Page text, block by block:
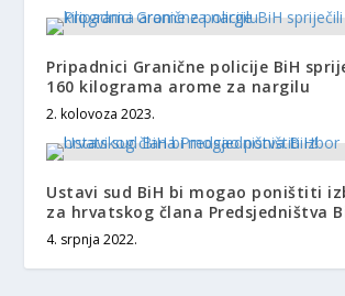
Pripadnici Granične policije BiH
160 kilograma arome za nargilu
2. kolovoza 2023.
Ustavi sud BiH bi mogao poništiti
za hrvatskog člana Predsjedništva
4. srpnja 2022.